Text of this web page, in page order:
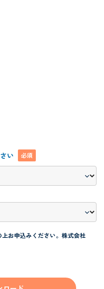
い 必須
お申込みください。 株式会社